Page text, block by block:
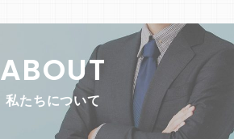
ABOUT
私たちについて